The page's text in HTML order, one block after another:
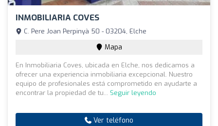
INMOBILIARIA COVES
C. Pere Joan Perpinyà 50 - 03204, Elche
Mapa
En Inmobiliaria Coves, ubicada en Elche, nos dedicamos a
ofrecer una experiencia inmobiliaria excepcional. Nuestro
equipo de profesionales está comprometido en ayudarte a
encontrar la propiedad de tu... Seguir leyendo
Ver teléfono